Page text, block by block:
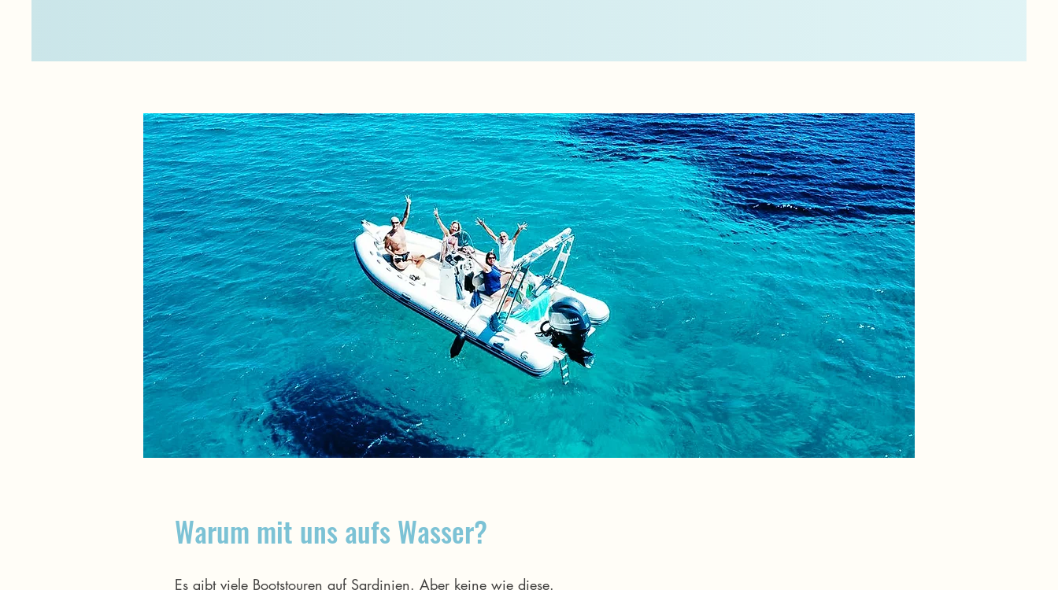
Warum mit uns aufs Wasser?
Es gibt viele Bootstouren auf Sardinien. Aber keine wie diese.